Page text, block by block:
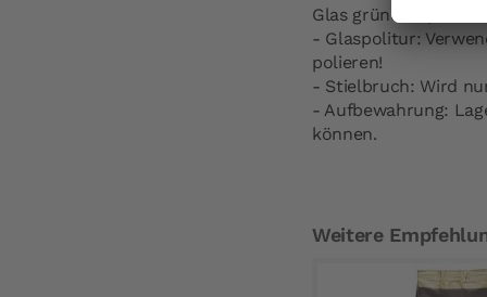
Glas gründlich).
- Glaspolitur:
polieren!
- Stielbruch: Wird
- Aufbewahrung:
können.
Weitere